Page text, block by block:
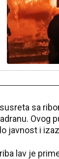
sa
Ovog
javnost i
lav je